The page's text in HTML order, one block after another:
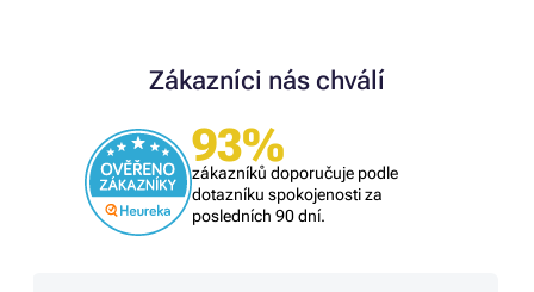
Zákazníci nás chválí
93%
zákazníků doporučuje podle
dotazníku spokojenosti za
posledních 90 dní.